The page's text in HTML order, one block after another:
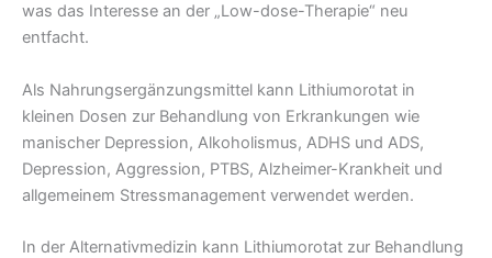
was das Interesse an der „Low-dose-Therapie“ neu
entfacht.
Als Nahrungsergänzungsmittel kann Lithiumorotat in
kleinen Dosen zur Behandlung von Erkrankungen wie
manischer Depression, Alkoholismus, ADHS und ADS,
Depression, Aggression, PTBS, Alzheimer-Krankheit und
allgemeinem Stressmanagement verwendet werden.
In der Alternativmedizin kann Lithiumorotat zur Behandlung